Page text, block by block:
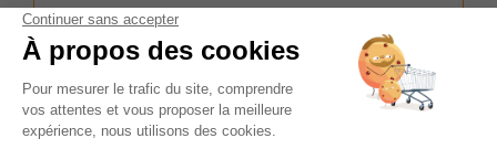
474€12 Tarif Kiosque :
Renouvellement à date d’anniversaire